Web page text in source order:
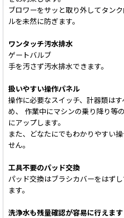
ブロワーをサッと取り外してタン
ルを未然に防ぎます。
ワンタッチ汚水排水
ゲートバルブ
手を汚さず汚水排水できます。
扱いやすい操作パネル
操作に必要なスイッチ、計器類は
め、 作業中にマシンの乗り降り等
にアップします。
また、どなたにでもわかりやすい
せん。
工具不要のパッド交換
パッド交換はブラシカバーをはず
ます。
洗浄水も残量確認が容易に行えます